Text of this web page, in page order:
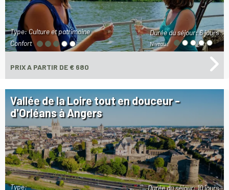
Durée du séjour:6 jours
Niveau:
Type: Culture et patrimoine
Confort
PRIXA PARTIR DE € 680
Vallée de la Loire tout en douceur -
d'Orléans à Angers
Durée du séjour:10 jours
Type: